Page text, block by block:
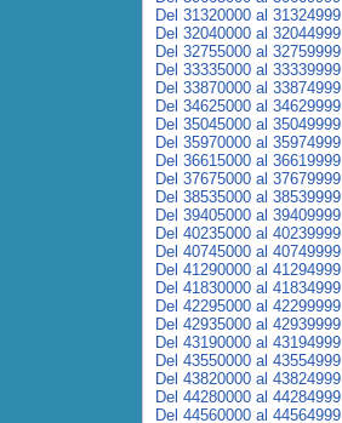
Del 31320000 al 31324999
Del 32040000 al 32044999
Del 32755000 al 32759999
Del 33335000 al 33339999
Del 33870000 al 33874999
Del 34625000 al 34629999
Del 35045000 al 35049999
Del 35970000 al 35974999
Del 36615000 al 36619999
Del 37675000 al 37679999
Del 38535000 al 38539999
Del 39405000 al 39409999
Del 40235000 al 40239999
Del 40745000 al 40749999
Del 41290000 al 41294999
Del 41830000 al 41834999
Del 42295000 al 42299999
Del 42935000 al 42939999
Del 43190000 al 43194999
Del 43550000 al 43554999
Del 43820000 al 43824999
Del 44280000 al 44284999
Del 44560000 al 44564999